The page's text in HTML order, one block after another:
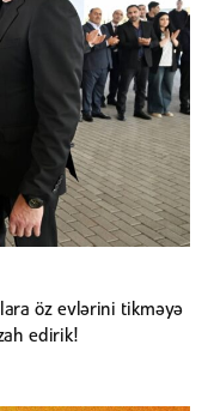
öz evlərini tikməyə
edirik!